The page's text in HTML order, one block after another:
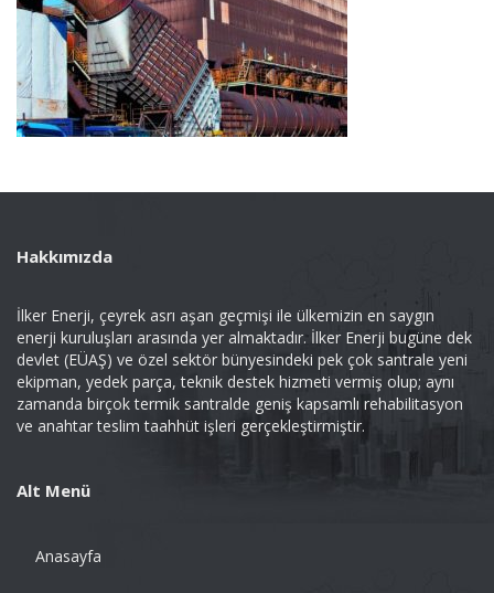
Hakkımızda
İlker Enerji, çeyrek asrı aşan geçmişi ile ülkemizin en saygın
enerji kuruluşları arasında yer almaktadır. İlker Enerji bugüne dek
devlet (EÜAŞ) ve özel sektör bünyesindeki pek çok santrale yeni
ekipman, yedek parça, teknik destek hizmeti vermiş olup; aynı
zamanda birçok termik santralde geniş kapsamlı rehabilitasyon
ve anahtar teslim taahhüt işleri gerçekleştirmiştir.
Alt Menü
Anasayfa